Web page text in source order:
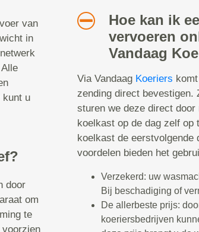
van
in
kunt u
door
om
te
Hoe kan ik
vervoeren
Vandaag
Via Vandaag Koeriers
zending direct bevestigen.
sturen we deze direct
koelkast op de dag zelf op
koelkast de eerstvolgende
voordelen bieden het
Verzekerd: uw
Bij beschadiging of
De allerbeste prijs:
koeriersbedrijven